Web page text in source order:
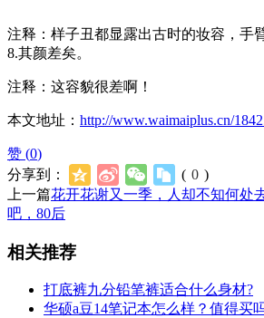
注释：样子丑都显露出古时的妆容，手
8.其颜差矣。
注释：这容貌很差啊！
本文地址： http://www.waimaiplus.cn/
赞 (0)
分享到：
( 0 )
上一篇花开花谢又一季，人却不知何
吧，80后
相关推荐
打底裤九分铅笔裤适合什么身材?
华硕a豆14笔记本怎么样？值得买